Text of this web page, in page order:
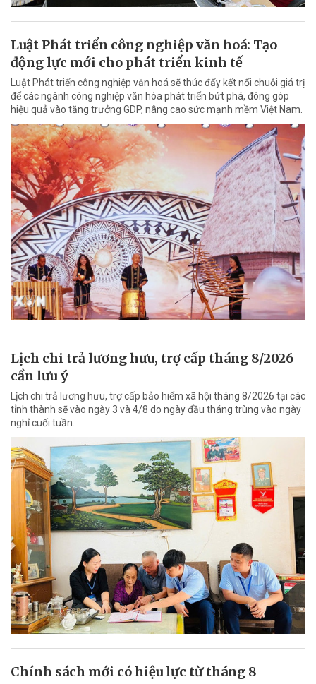
Luật Phát triển công nghiệp văn hoá: Tạo
động lực mới cho phát triển kinh tế
Luật Phát triển công nghiệp văn hoá sẽ thúc đẩy kết nối chuỗi giá trị
để các ngành công nghiệp văn hóa phát triển bứt phá, đóng góp
hiệu quả vào tăng trưởng GDP, nâng cao sức mạnh mềm Việt Nam.
Lịch chi trả lương hưu, trợ cấp tháng 8/2026
cần lưu ý
Lịch chi trả lương hưu, trợ cấp bảo hiểm xã hội tháng 8/2026 tại các
tỉnh thành sẽ vào ngày 3 và 4/8 do ngày đầu tháng trùng vào ngày
nghỉ cuối tuần.
Chính sách mới có hiệu lực từ tháng 8